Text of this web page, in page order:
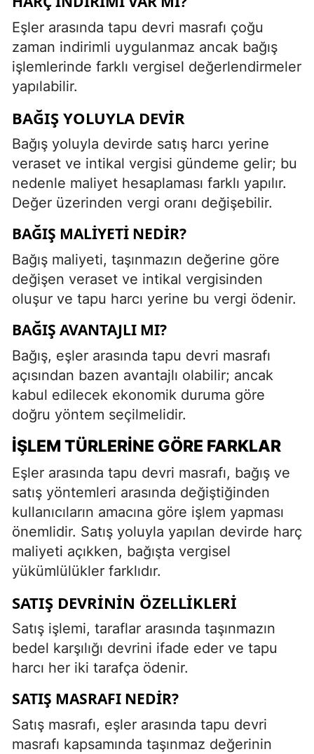
Eşler arasında tapu devri masrafı çoğu
zaman indirimli uygulanmaz ancak bağış
işlemlerinde farklı vergisel değerlendirmeler
yapılabilir.
BAĞIŞ YOLUYLA DEVIR
Bağış yoluyla devirde satış harcı yerine
veraset ve intikal vergisi gündeme gelir; bu
nedenle maliyet hesaplaması farklı yapılır.
Değer üzerinden vergi oranı değişebilir.
BAĞIŞ MALIYETI NEDIR?
Bağış maliyeti, taşınmazın değerine göre
değişen veraset ve intikal vergisinden
oluşur ve tapu harcı yerine bu vergi ödenir.
BAĞIŞ AVANTAJLI MI?
Bağış, eşler arasında tapu devri masrafı
açısından bazen avantajlı olabilir; ancak
kabul edilecek ekonomik duruma göre
doğru yöntem seçilmelidir.
İŞLEM TÜRLERINE GÖRE FARKLAR
Eşler arasında tapu devri masrafı, bağış ve
satış yöntemleri arasında değiştiğinden
kullanıcıların amacına göre işlem yapması
önemlidir. Satış yoluyla yapılan devirde harç
maliyeti açıkken, bağışta vergisel
yükümlülükler farklıdır.
SATIŞ DEVRININ ÖZELLIKLERI
Satış işlemi, taraflar arasında taşınmazın
bedel karşılığı devrini ifade eder ve tapu
harcı her iki tarafça ödenir.
SATIŞ MASRAFI NEDIR?
Satış masrafı, eşler arasında tapu devri
masrafı kapsamında taşınmaz değerinin